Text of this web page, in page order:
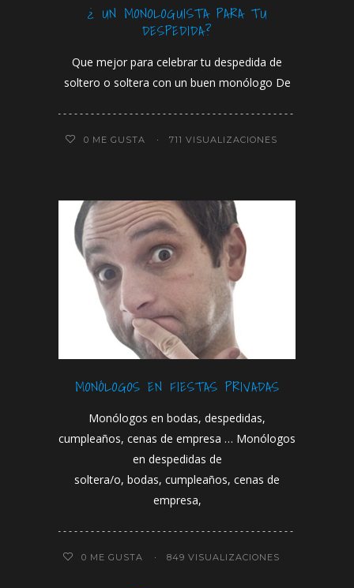
¿ UN MONOLOGUISTA PARA TU
DESPEDIDA?
Que mejor para celebrar tu despedida de
soltero o soltera con un buen monólogo De
0 ME GUSTA 711 VISUALIZACIONES
MONÓLOGOS EN FIESTAS PRIVADAS
Monólogos en bodas, despedidas,
cumpleaños, cenas de empresa … Monólogos
en despedidas de
soltera/o, bodas, cumpleaños, cenas de
empresa,
0 ME GUSTA 849 VISUALIZACIONES